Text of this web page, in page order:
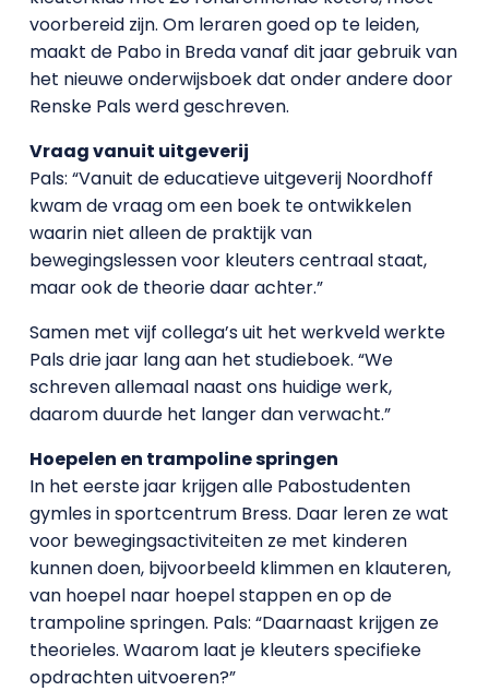
voorbereid zijn. Om leraren goed op te leiden,
maakt de Pabo in Breda vanaf dit jaar gebruik van
het nieuwe onderwijsboek dat onder andere door
Renske Pals werd geschreven.
Vraag vanuit uitgeverij
Pals: “Vanuit de educatieve uitgeverij Noordhoff
kwam de vraag om een boek te ontwikkelen
waarin niet alleen de praktijk van
bewegingslessen voor kleuters centraal staat,
maar ook de theorie daar achter.”
Samen met vijf collega’s uit het werkveld werkte
Pals drie jaar lang aan het studieboek. “We
schreven allemaal naast ons huidige werk,
daarom duurde het langer dan verwacht.”
Hoepelen en trampoline springen
In het eerste jaar krijgen alle Pabostudenten
gymles in sportcentrum Bress. Daar leren ze wat
voor bewegingsactiviteiten ze met kinderen
kunnen doen, bijvoorbeeld klimmen en klauteren,
van hoepel naar hoepel stappen en op de
trampoline springen. Pals: “Daarnaast krijgen ze
theorieles. Waarom laat je kleuters specifieke
opdrachten uitvoeren?”